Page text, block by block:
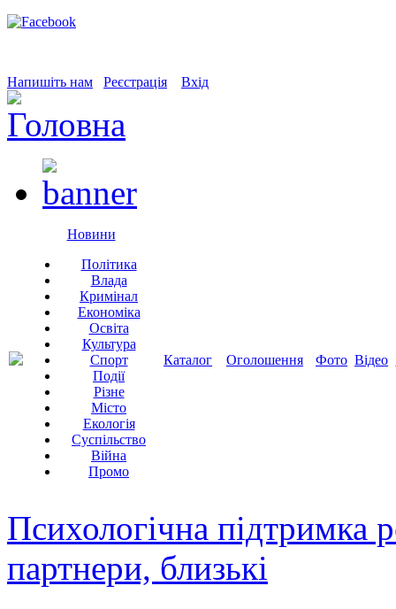
Напишіть нам Реєстрація Вхід
Новини
Політика
Влада
Кримінал
Економіка
Освіта
Культура
Спорт
Події
Різне
Місто
Екологія
Суспільство
Війна
Промо
Каталог Оголошення Фото Відео
Психологічна підтримка
партнери, близькі